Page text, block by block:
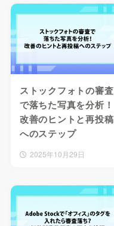
ストックフォトの審査
で落ちた写真を分析！
改善のヒントと再投稿
へのステップ
2025年10月29日